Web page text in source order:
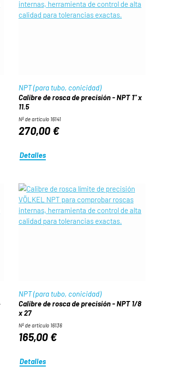
NPT (para tubo, conicidad)
Calibre de rosca de precisión - NPT 1" x
11.5
Nº de artículo 16141
270,00 €
Detalles
NPT (para tubo, conicidad)
Calibre de rosca de precisión - NPT 1/8
x 27
Nº de artículo 16136
165,00 €
Detalles